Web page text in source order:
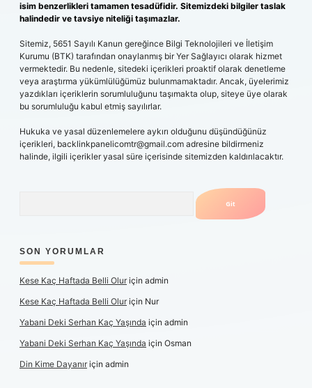
isim benzerlikleri tamamen tesadüfidir. Sitemizdeki bilgiler taslak
halindedir ve tavsiye niteliği taşımazlar.
Sitemiz, 5651 Sayılı Kanun gereğince Bilgi Teknolojileri ve İletişim
Kurumu (BTK) tarafından onaylanmış bir Yer Sağlayıcı olarak hizmet
vermektedir. Bu nedenle, sitedeki içerikleri proaktif olarak denetleme
veya araştırma yükümlülüğümüz bulunmamaktadır. Ancak, üyelerimiz
yazdıkları içeriklerin sorumluluğunu taşımakta olup, siteye üye olarak
bu sorumluluğu kabul etmiş sayılırlar.
Hukuka ve yasal düzenlemelere aykırı olduğunu düşündüğünüz
içerikleri, backlinkpanelicomtr@gmail.com adresine bildirmeniz
halinde, ilgili içerikler yasal süre içerisinde sitemizden kaldırılacaktır.
SON YORUMLAR
Kese Kaç Haftada Belli Oluriçin admin
Kese Kaç Haftada Belli Oluriçin Nur
Yabani Deki Serhan Kaç Yaşında için admin
Yabani Deki Serhan Kaç Yaşında için Osman
Din Kime Dayanıriçin admin